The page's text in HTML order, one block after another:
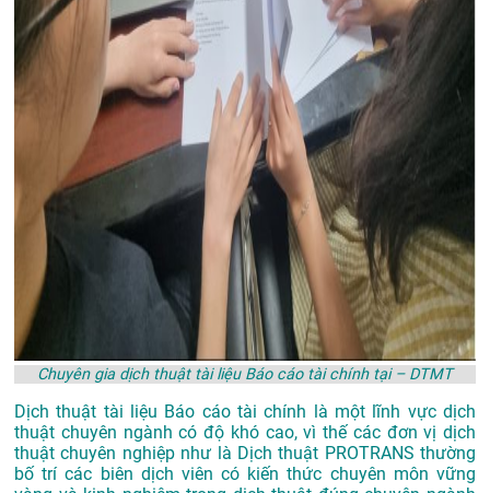
Chuyên gia dịch thuật tài liệu Báo cáo tài chính tại – DTMT
Dịch thuật tài liệu Báo cáo tài chính là một lĩnh vực dịch
thuật chuyên ngành có độ khó cao, vì thế các đơn vị dịch
thuật chuyên nghiệp như là Dịch thuật PROTRANS thường
bố trí các biên dịch viên có kiến thức chuyên môn vững